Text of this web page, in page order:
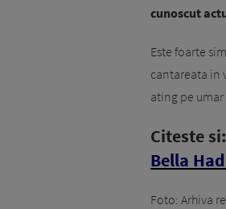
cunoscut
Este foarte
cantareata in
ating pe umar
Citeste si:
Bella
Foto: Arhiva